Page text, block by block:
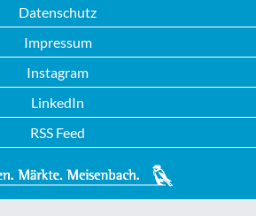
Datenschutz
Impressum
Instagram
LinkedIn
RSS Feed